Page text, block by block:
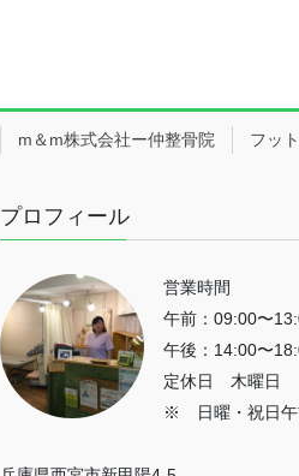
m＆m株式会社ー仲整骨院 フッ
プロフィール
営業時間
午前：09:00〜
午後：14:00〜
定休日 木曜日
※ 日曜・祝日午